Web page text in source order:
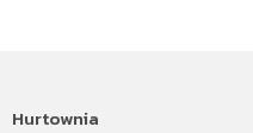
Hurtownia